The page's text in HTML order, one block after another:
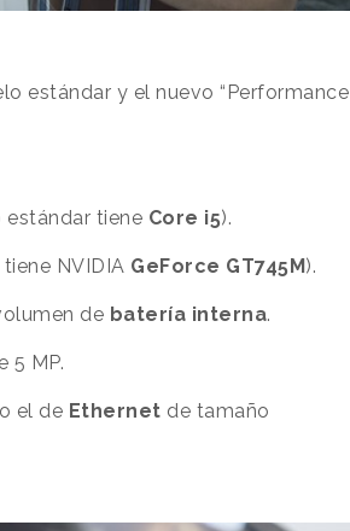
estándar y el nuevo “Performance
estándar tiene Core i5).
NVIDIA GeForce GT745M ).
de batería interna.
5 MP.
el de Ethernet de tamaño